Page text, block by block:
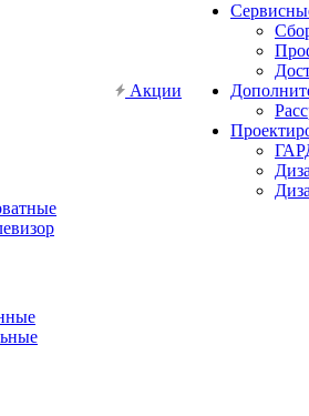
Акции